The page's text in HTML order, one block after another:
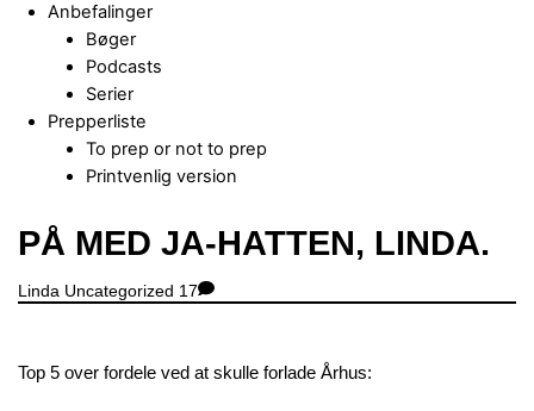
Anbefalinger
Bøger
Podcasts
Serier
Prepperliste
To prep or not to prep
Printvenlig version
Close
Menu
PÅ MED JA-HATTEN, LINDA.
Linda Uncategorized 17
Top 5 over fordele ved at skulle forlade Århus: